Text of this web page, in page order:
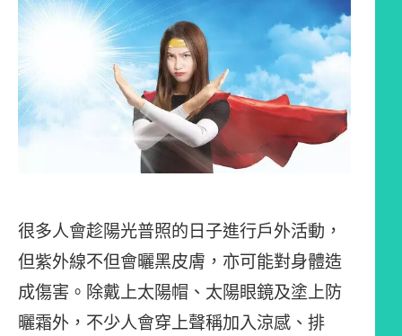
很多人會趁陽光普照的日子進行戶外活動，
但紫外線不但會曬黑皮膚，亦可能對身體造
成傷害。除戴上太陽帽、太陽眼鏡及塗上防
曬霜外，不少人會穿上聲稱加入涼感、排